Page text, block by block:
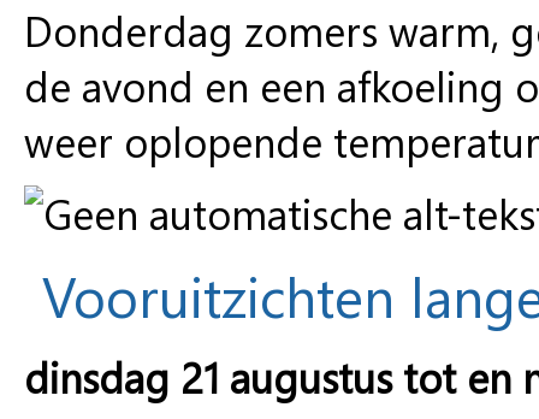
Donderdag zomers warm,
de avond en een afkoeling
weer oplopende
Vooruitzichten
dinsdag 21 augustus tot en